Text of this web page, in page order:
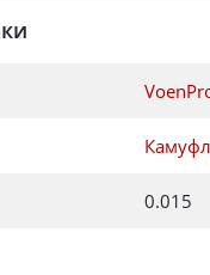
0.015